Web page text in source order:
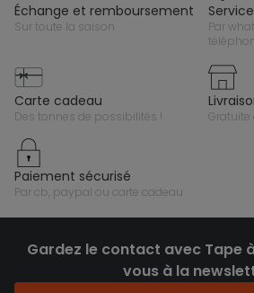
échange et remboursement
sur toute la saison
par whatsapp, e-mail ou
carte cadeau
des tonnes de possibilités !
paiement sécurisé
par cb, paypal ou carte cadeau
Gardez le contact avec Tape
vous à la